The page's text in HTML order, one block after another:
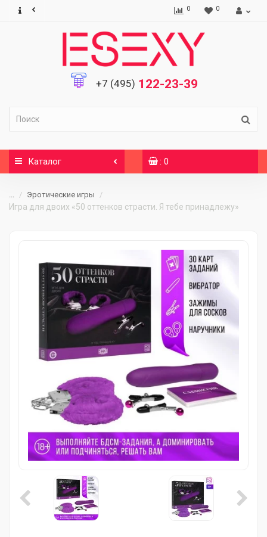
0 0
+7 (495) 122-23-39
Каталог : 0
... Эротические игры
Игра для двоих «50 оттенков страсти. Я тебе принадлежу»